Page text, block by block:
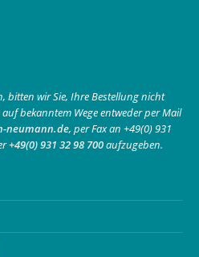
bitten wir Sie, Ihre Bestellung nicht
bekanntem Wege entweder per Mail
neumann.de, per Fax an +49(0) 931
+49(0) 931 32 98 700aufzugeben.